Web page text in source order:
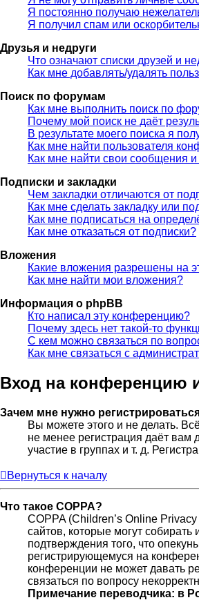
Я постоянно получаю
Я получил спам или
Друзья и недруги
Что означают списки друзей и
Как мне добавлять/удалять
Поиск по форумам
Как мне выполнить поиск по
Почему мой поиск не даёт
В результате моего поиска я
Как мне найти пользователя
Как мне найти свои сообщения
Подписки и закладки
Чем закладки отличаются от
Как мне сделать закладку или
Как мне подписаться на
Как мне отказаться от подписки?
Вложения
Какие вложения разрешены на
Как мне найти мои вложения?
Информация о phpBB
Кто написал эту конференцию?
Почему здесь нет такой-то
С кем можно связаться по
Как мне связаться с
Вход на конференцию
Зачем мне нужно
Вы можете этого и не делать.
не менее регистрация даёт
участие в группах и т. д.
Вернуться к началу
Что такое COPPA?
COPPA (Children’s Online
сайтов, которые могут
подтверждения того, что
регистрирующемуся на
конференции не может давать
связаться по вопросу
Примечание переводчика: в